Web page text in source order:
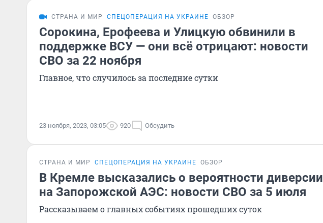
СТРАНА И МИР СПЕЦОПЕРАЦИЯ НА УКРАИНЕ ОБЗОР
Сорокина, Ерофеева и Улицкую обвинили в
поддержке ВСУ — они всё отрицают: новости
СВО за 22 ноября
Главное, что случилось за последние сутки
23 ноября, 2023, 03:05 920 Обсудить
СТРАНА И МИР СПЕЦОПЕРАЦИЯ НА УКРАИНЕ ОБЗОР
В Кремле высказались о вероятности диверсии
на Запорожской АЭС: новости СВО за 5 июля
Рассказываем о главных событиях прошедших суток